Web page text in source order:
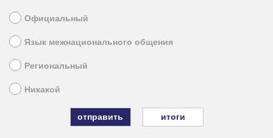
Официальный
Язык межнационального общения
Региональный
Никакой
итоги